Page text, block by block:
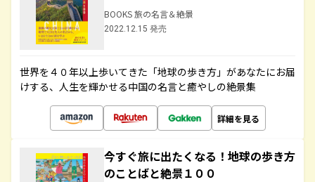
BOOKS 旅の名言＆絶景
2022.12.15 発売
世界を４０年以上歩いてきた「地球の歩き方」があなたにお届
けする、人生を輝かせる中国の名言と癒やしの絶景集
詳細を見る
今すぐ旅に出たくなる！地球の歩き方
のことばと絶景１００